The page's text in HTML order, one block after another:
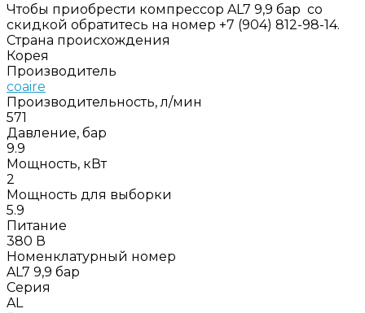
Чтобы приобрести компрессор AL7 9,9 бар со
скидкой обратитесь на номер +7 (904) 812-98-14.
Страна происхождения
Корея
Производитель
coaire
Производительность, л/мин
571
Давление, бар
9.9
Мощность, кВт
2
Мощность для выборки
5.9
Питание
380 В
Номенклатурный номер
AL7 9,9 бар
Серия
AL